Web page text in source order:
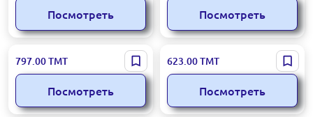
Посмотреть Посмотреть
Midjourney
797.00ТМТ
Посмотреть
Microsoft
623.00ТМТ
Посмотреть